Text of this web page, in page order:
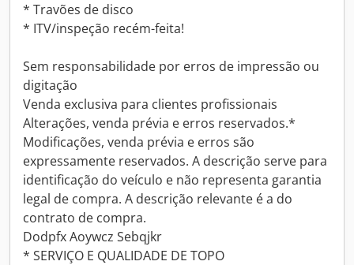
* Travões de disco
* ITV/inspeção recém-feita!
Sem responsabilidade por erros de impressão ou
digitação
Venda exclusiva para clientes profissionais
Alterações, venda prévia e erros reservados.*
Modificações, venda prévia e erros são
expressamente reservados. A descrição serve para
identificação do veículo e não representa garantia
legal de compra. A descrição relevante é a do
contrato de compra.
Dodpfx Aoywcz Sebqjkr
* SERVIÇO E QUALIDADE DE TOPO